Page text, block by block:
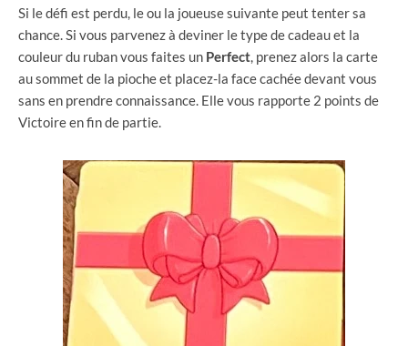
Si le défi est perdu, le ou la joueuse suivante peut tenter sa
chance. Si vous parvenez à deviner le type de cadeau et la
couleur du ruban vous faites un Perfect , prenez alors la carte
au sommet de la pioche et placez-la face cachée devant vous
sans en prendre connaissance. Elle vous rapporte 2 points de
Victoire en fin de partie.